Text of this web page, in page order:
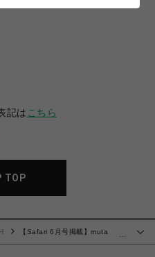
記は こちら
TOP
…
【Safari 6月号掲載】muta